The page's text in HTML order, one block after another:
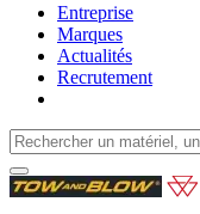
Entreprise
Marques
Actualités
Recrutement